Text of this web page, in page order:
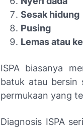
Sesak hidung
Pusing
Lemas atau
ISPA biasanya
batuk atau bersin
permukaan yang
Diagnosis ISPA